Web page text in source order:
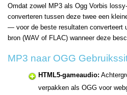
Omdat zowel MP3 als Ogg Vorbis
converteren tussen deze twee een
— voor de beste resultaten converteert
bron (WAV of FLAC) wanneer deze
MP3 naar OGG
HTML5-gameaudio:
verpakken als OGG voor